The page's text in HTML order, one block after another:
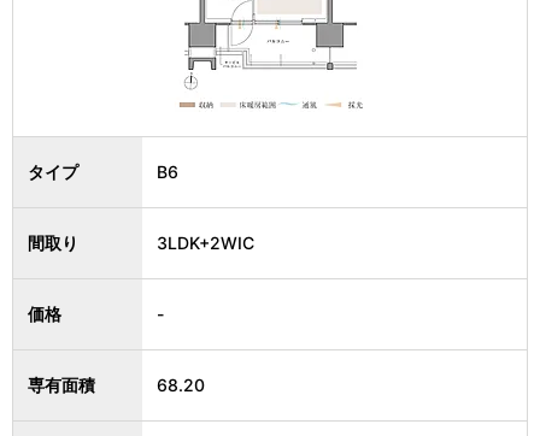
タイプ B6
間取り 3LDK+2WIC
価格 -
専有面積 68.20